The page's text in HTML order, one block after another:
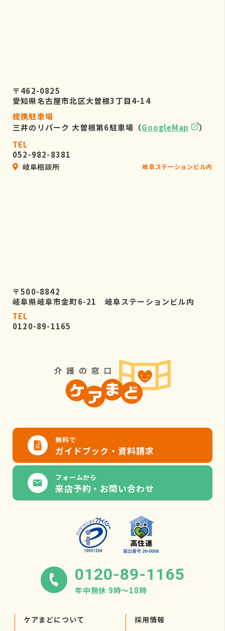
〒462-0825
愛知県名古屋市北区大曽根3丁目4-14
提携駐車場
三井のリパーク 大曽根第6駐車場（GoogleMap
）
TEL
052-982-8381
岐阜相談所 岐阜ステーションビル内
〒500-8842
岐阜県岐阜市金町6-21 岐阜ステーションビル内
TEL
0120-89-1165
無料で
ガイドブック・資料請求
フォームから
来店予約・お問い合わせ
0120-89-1165
年中無休 9時〜18時
ケアまどについて
採用情報